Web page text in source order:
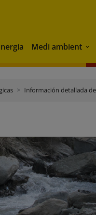
Medi ambient
Información detallada